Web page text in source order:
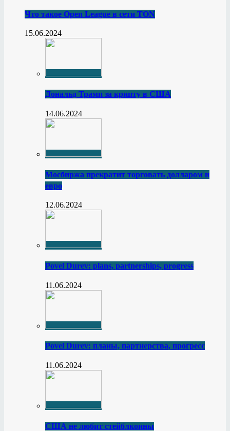
Что такое Open League в сети TON
15.06.2024
Дональд Трамп за крипту в США
14.06.2024
Мосбиржа прекратит торговать долларом и
евро
12.06.2024
Povel Durev: plans, partnerships, progress
11.06.2024
Povel Durev: планы, партнерства, прогресс
11.06.2024
США не любит стейблкоины